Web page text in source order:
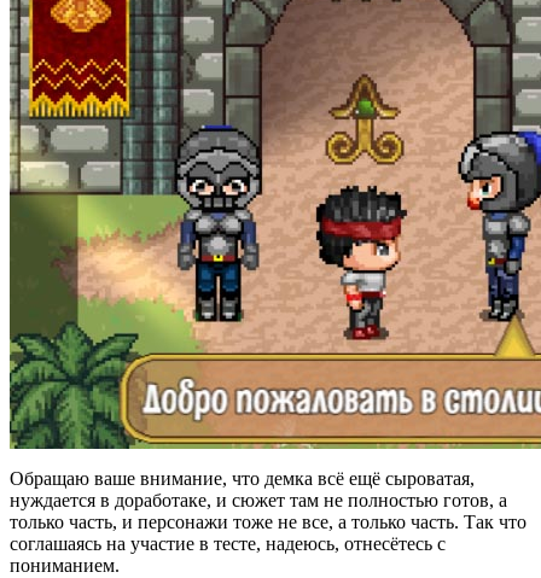
Обращаю ваше внимание, что демка всё ещё сыроватая,
нуждается в доработаке, и сюжет там не полностью готов, а
только часть, и персонажи тоже не все, а только часть. Так что
соглашаясь на участие в тесте, надеюсь, отнесётесь с
пониманием.